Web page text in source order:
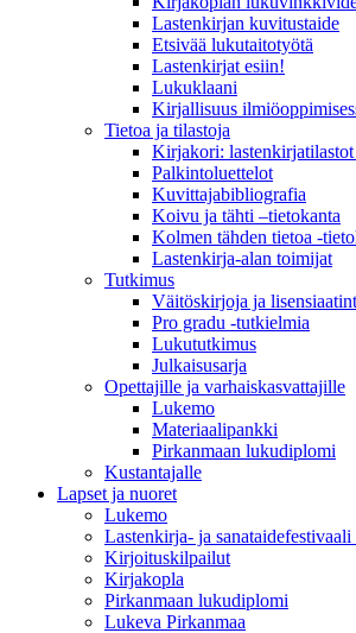
Lastenkirjan kuvitustaide
Etsivää lukutaitotyötä
Lastenkirjat esiin!
Lukuklaani
Kirjallisuus
Tietoa ja tilastoja
Kirjakori:
Palkintoluettelot
Kuvittaja­bibliografia
Koivu ja tähti –tietokanta
Kolmen tähden tietoa -
Lastenkirja-alan toimijat
Tutkimus
Väitöskirjoja ja
Pro gradu -tutkielmia
Lukututkimus
Julkaisusarja
Opettajille ja varhaiskasvattajille
Lukemo
Materiaalipankki
Pirkanmaan lukudiplomi
Kustantajalle
Lapset ja nuoret
Lukemo
Lastenkirja- ja
Kirjoituskilpailut
Kirjakopla
Pirkanmaan lukudiplomi
Lukeva Pirkanmaa